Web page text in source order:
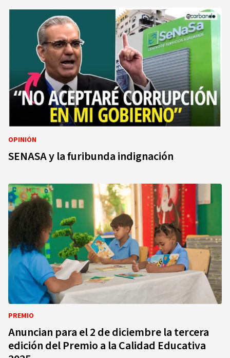
OPINIÓN
SENASA y la furibunda indignación
PREMIO
Anuncian para el 2 de diciembre la tercera
edición del Premio a la Calidad Educativa